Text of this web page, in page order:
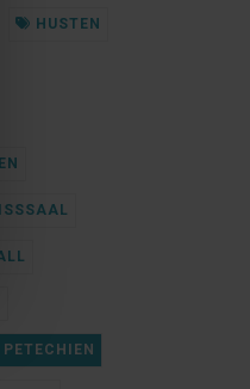
HUSTEN
PETECHIEN